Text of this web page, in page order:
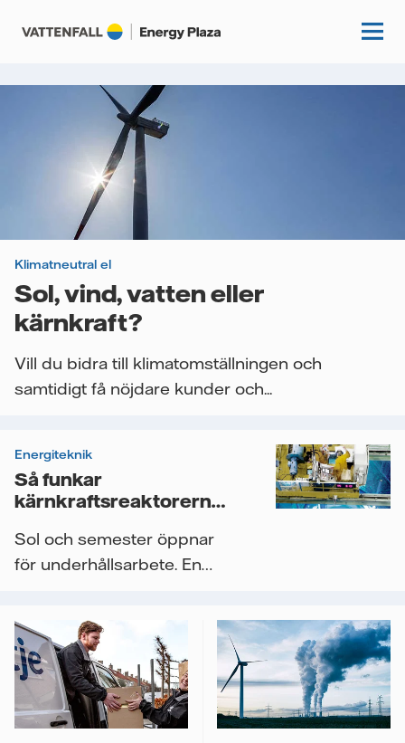
Kunskapshubb
Fördjupning
Guider
Artiklar
Krönikor
Kundcase
Podcasts
Event
Om oss
Vattenfall.se
Klimatneutral el
Sol, vind, vatten eller
kärnkraft?
Vill du bidra till klimatomställningen och
samtidigt få nöjdare kunder och...
Energiteknik
Så funkar
kärnkraftsreaktorernas
Sol och semester öppnar
för underhållsarbete. En